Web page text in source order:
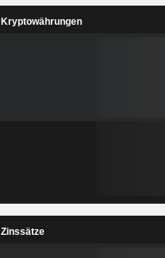
Kryptowährungen
Zinssätze